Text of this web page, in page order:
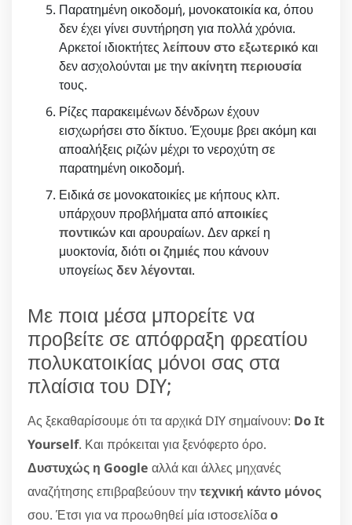
Παρατημένη οικοδομή, μονοκατοικία κα, όπου
δεν έχει γίνει συντήρηση για πολλά χρόνια.
Αρκετοί ιδιοκτήτες λείπουν στο εξωτερικό και
δεν ασχολούνται με τηνακίνητη περιουσία
τους.
Ρίζες παρακειμένων δένδρων έχουν
εισχωρήσει στο δίκτυο. Έχουμε βρει ακόμη και
αποαλήξεις ριζών μέχρι το νεροχύτη σε
παρατημένη οικοδομή.
Ειδικά σε μονοκατοικίες με κήπους κλπ.
υπάρχουν προβλήματα απόαποικίες
ποντικών και αρουραίων. Δεν αρκεί η
μυοκτονία, διότι οι ζημιέςπου κάνουν
υπογείως δεν λέγονται.
Με ποια μέσα μπορείτε να
προβείτε σε απόφραξη φρεατίου
πολυκατοικίας μόνοι σας στα
πλαίσια του DIY;
Ας ξεκαθαρίσουμε ότι τα αρχικά DIY σημαίνουν: Do It
Yourself. Και πρόκειται για ξενόφερτο όρο.
Δυστυχώς η Google αλλά και άλλες μηχανές
αναζήτησης επιβραβεύουν τηντεχνική κάντο μόνος
σου. Έτσι για να προωθηθεί μία ιστοσελίδαο